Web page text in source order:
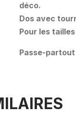
déco.
Dos avec
Pour les
Passe-